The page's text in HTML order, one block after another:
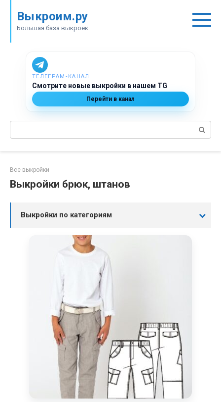
контенту
Выкроим.ру
Большая база выкроек
ТЕЛЕГРАМ‑КАНАЛ
Смотрите новые выкройки в нашем TG
Перейти в канал
Поиск:
Все выкройки
Выкройки брюк, штанов
Выкройки по категориям